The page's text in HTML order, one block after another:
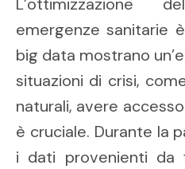
L’ottimizzazione
emergenze sanitarie
big data mostrano
situazioni di crisi,
naturali, avere
è cruciale. Durante la
i dati provenienti da